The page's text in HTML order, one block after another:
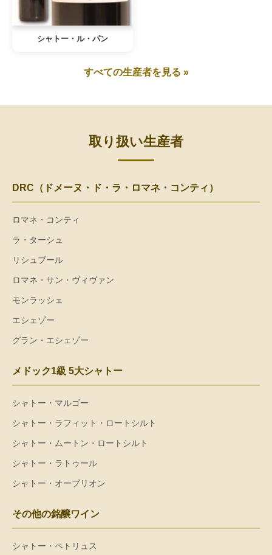
シャトー・ル・パン
すべての生産者を見る »
取り扱い生産者
DRC（ドメーヌ・ド・ラ・ロマネ・コンティ）
ロマネ・コンティ
ラ・ターシュ
リシュブール
ロマネ・サン・ヴィヴァン
モンラッシェ
エシェゾー
グラン・エシェゾー
メドック1級 5大シャトー
シャトー・マルゴー
シャトー・ラフィット・ロートシルト
シャトー・ムートン・ロートシルト
シャトー・ラトゥール
シャトー・オーブリオン
その他の銘醸ワイン
シャトー・ペトリュス